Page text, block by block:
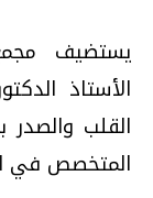
يستضيف
الأستاذ
القلب
المتخصص في